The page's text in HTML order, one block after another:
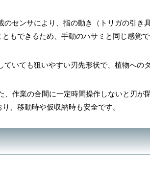
センサにより、指の動き（トリガの引き
もできるため、手動のハサミと同じ感覚
いても狙いやすい刃先形状で、植物への
、作業の合間に一定時間操作しないと刃が
、移動時や仮収納時も安全です。